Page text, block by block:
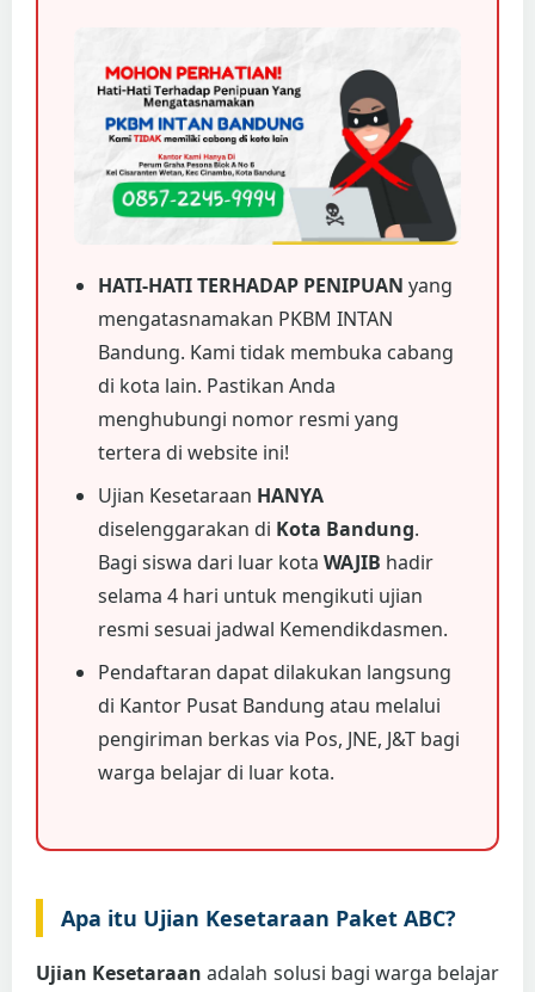
HATI-HATI TERHADAP PENIPUAN yang
mengatasnamakan PKBM INTAN
Bandung. Kami tidak membuka cabang
di kota lain. Pastikan Anda
menghubungi nomor resmi yang
tertera di website ini!
Ujian Kesetaraan HANYA
diselenggarakan di Kota Bandung.
Bagi siswa dari luar kota WAJIB hadir
selama 4 hari untuk mengikuti ujian
resmi sesuai jadwal Kemendikdasmen.
Pendaftaran dapat dilakukan langsung
di Kantor Pusat Bandung atau melalui
pengiriman berkas via Pos, JNE, J&T bagi
warga belajar di luar kota.
Apa itu Ujian Kesetaraan Paket ABC?
Ujian Kesetaraan adalah solusi bagi warga belajar